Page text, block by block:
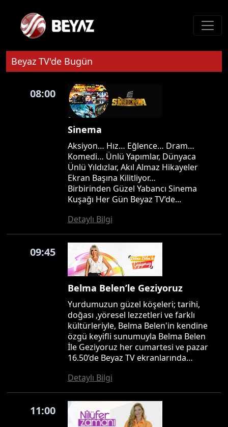
Beyaz TV'de Bugün
08:00
Sinema
Aksiyon… Hız… Eğlence… Dram…
Komedi… Ünlü Yapımlar, Dünyaca
Ünlü Yıldızlar, Akıl Almaz Hikayeler
Ekran Başına Kilitliyor…
Birbirinden Güzel Yabancı Sinema
Kuşağı Her Gün Beyaz TV’de...
Detaylı Bilgi
09:45
Belma Belen’le Geziyoruz
Yurdumuzun güzel köşeleri; tarihi,
doğası ,yöresel lezzetleri ve farklı
kültürleriyle, Belma Belen'in kendine
özgü keyifli sunumuyla Belma Belen
İle Geziyoruz her cumartesi ve pazar
16.50’de Beyaz TV ekranlarında…
Detaylı Bilgi
11:00